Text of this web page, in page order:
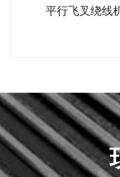
平行飞叉绕线